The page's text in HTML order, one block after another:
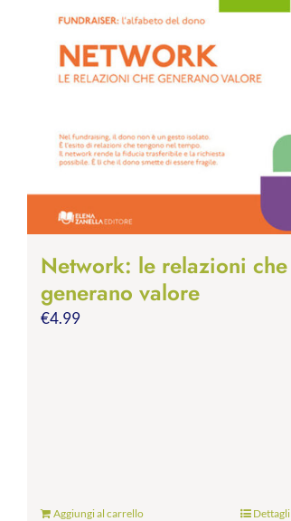
Network: le relazioni che
generano valore
€4.99
Aggiungi al carrello Dettagli